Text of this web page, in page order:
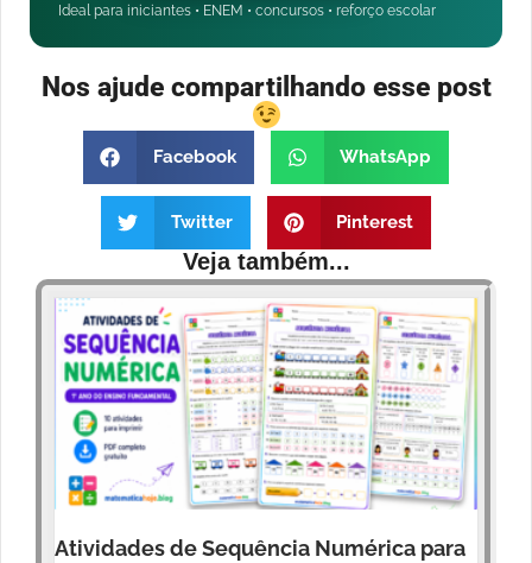
Ideal para iniciantes • ENEM • concursos • reforço escolar
Nos ajude compartilhando esse post
Facebook WhatsApp
Twitter Pinterest
Veja também...
Atividades de Sequência Numérica para